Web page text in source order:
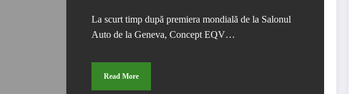
La scurt timp după premiera mondială de la Salonul
Auto de la Geneva, Concept EQV…
Read More